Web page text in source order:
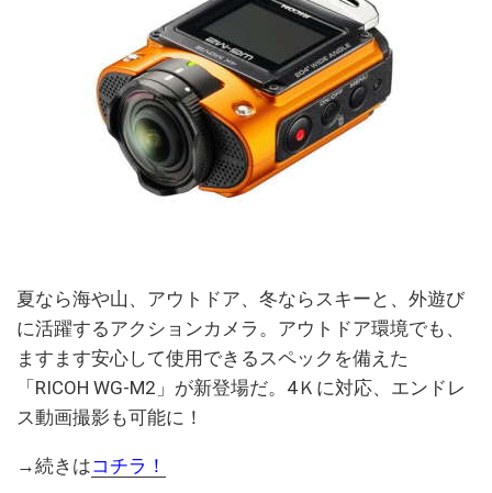
夏なら海や山、アウトドア、冬ならスキーと、外遊び
に活躍するアクションカメラ。アウトドア環境でも、
ますます安心して使用できるスペックを備えた
「RICOH WG-M2」が新登場だ。4Ｋに対応、エンドレ
ス動画撮影も可能に！
→続きはコチラ！